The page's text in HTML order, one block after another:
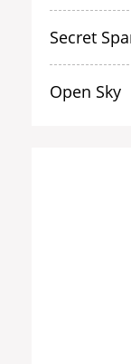
Secret
Open Sky